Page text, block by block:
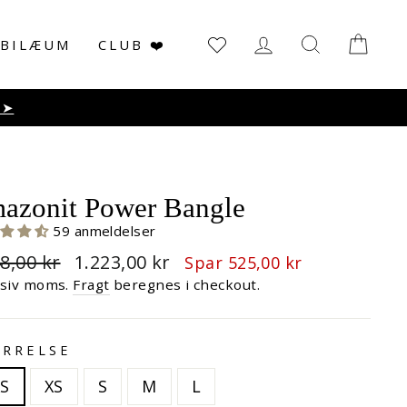
CLUB ❤️ LOG INSØG
Power Bangle
59 anmeldelser
kr Udsalgspris
1.223,00 kr Spar 525,00 kr
moms. Fragt beregnes i checkout.
XS S M L